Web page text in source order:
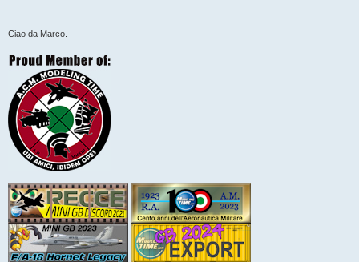
i
Ciao da Marco.